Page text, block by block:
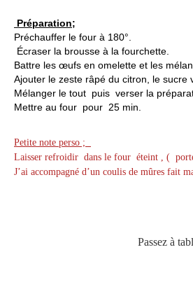
Préparation;
Préchauffer le four à 180°.
Écraser la brousse à la fourchette.
Battre les œufs en omelette et les
Ajouter le zeste râpé du citron, le sucre
Mélanger le tout puis verser la
Mettre au four pour 25 min.
Petite note perso ;
Laisser refroidir dans le four éteint , (
J’ai accompagné d’un coulis de mûres fait
Passez à